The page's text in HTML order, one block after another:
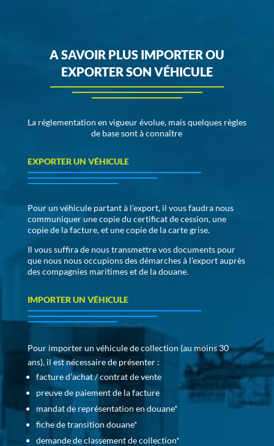
A SAVOIR PLUS IMPORTER OU
EXPORTER SON VÉHICULE
La réglementation en vigueur évolue, mais quelques règles
de base sont à connaître
EXPORTER UN VÉHICULE
Pour un véhicule partant à l’export, il vous faudra nous
communiquer une copie du certificat de cession, une
copie de la facture, et une copie de la carte grise.
Il vous suffira de nous transmettre vos documents pour
que nous nous occupions des démarches à l’export auprès
des compagnies maritimes et de la douane.
IMPORTER UN VÉHICULE
Pour importer un véhicule de collection (au moins 30
ans), il est nécessaire de présenter :
facture d’achat / contrat de vente
preuve de paiement de la facture
mandat de représentation en douane*
fiche de transition douane*
demande de classement de collection*